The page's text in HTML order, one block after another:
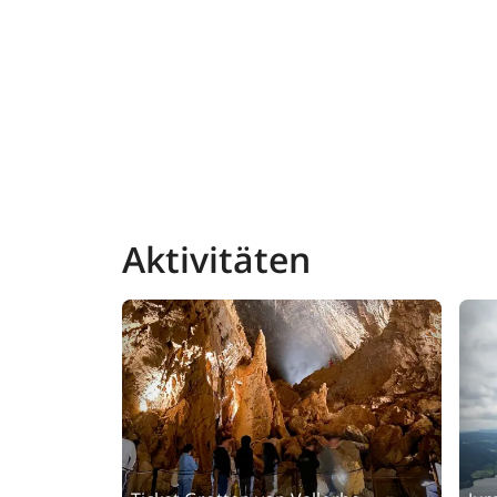
Aktivitäten